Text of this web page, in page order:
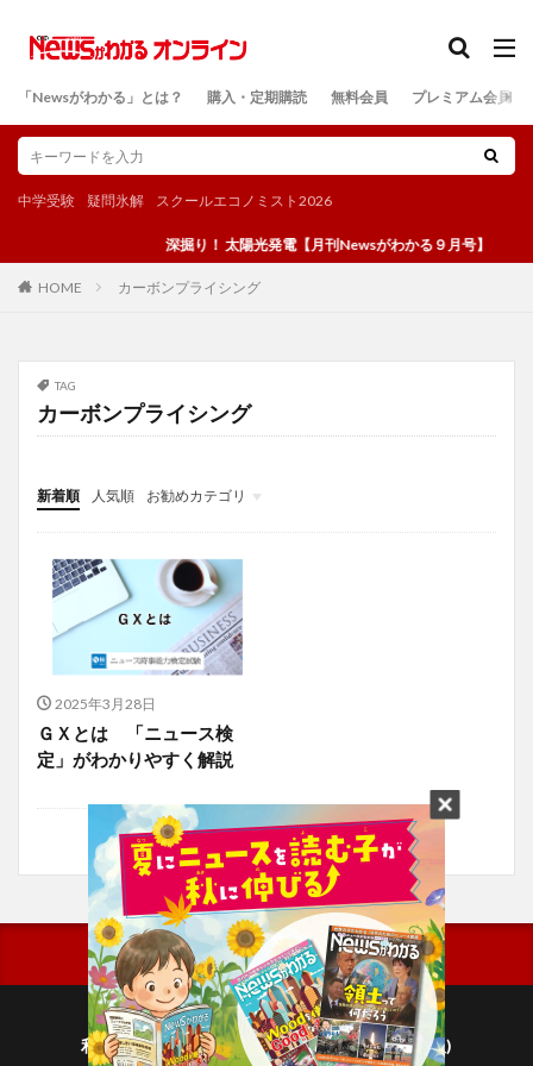
「Newsがわかる」とは？ 購入・定期購読 無料会員 プレミアム会員
中学受験 疑問氷解 スクールエコノミスト2026
深掘り！ 太陽光発電【月刊Newsがわかる９月号】
HOME カーボンプライシング
TAG
カーボンプライシング
新着順 人気順
お勧めカテゴリ
投稿
学び
マンガ
電子書籍
2025年3月28日
ＧＸとは 「ニュース検
定」がわかりやすく解説
利用規約
プライバシーポリシー(毎日新聞出版)
検索